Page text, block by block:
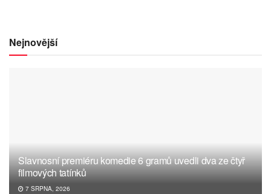
Nejnovější
Slavnosní premiéru komedie 6 gramů uvedli dva ze čtyř
filmových tatínků
7 SRPNA, 2026